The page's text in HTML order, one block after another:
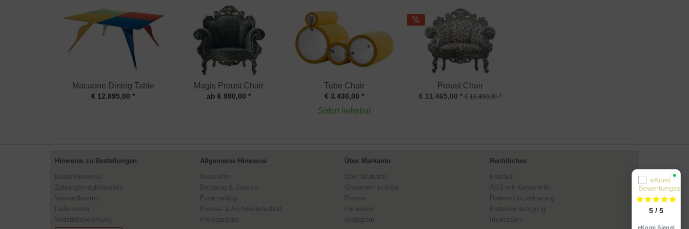
Macaone Dining Table
€ 12.895,00 *
Magis Proust Chair
ab € 990,00 *
Tube Chair
€ 3.430,00 *
Sofort lieferbar
Proust Chair
€ 11.465,00 * € 13.490,00 *
Hinweise zu Bestellungen
Bestellhinweise
Zahlungsmöglichkeiten
Versandkosten
Lieferzeiten
Widerrufsbelehrung
Allgemeine Hinweise
Newsletter
Beratung & Service
Expertentipp
Presse- & Architektenrabatt
Preisgarantie
Über Markanto
Über Markanto
Showroom in Köln
Presse
Facebook
Instagram
Rechtliches
Kontakt
AGB mit Kundeninfo
Datenschutzerklärung
Batterieentsorgung
Impressum
5 / 5
eKomi Siegel